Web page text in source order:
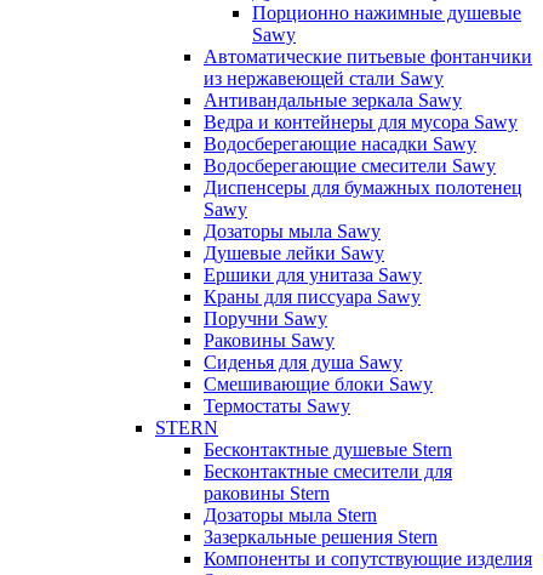
Порционно нажимные душевые
Sawy
Автоматические питьевые фонтанчики
из нержавеющей стали Sawy
Антивандальные зеркала Sawy
Ведра и контейнеры для мусора Sawy
Водосберегающие насадки Sawy
Водосберегающие смесители Sawy
Диспенсеры для бумажных полотенец
Sawy
Дозаторы мыла Sawy
Душевые лейки Sawy
Ершики для унитаза Sawy
Краны для писсуара Sawy
Поручни Sawy
Раковины Sawy
Сиденья для душа Sawy
Смешивающие блоки Sawy
Термостаты Sawy
STERN
Бесконтактные душевые Stern
Бесконтактные смесители для
раковины Stern
Дозаторы мыла Stern
Зазеркальные решения Stern
Компоненты и сопутствующие изделия